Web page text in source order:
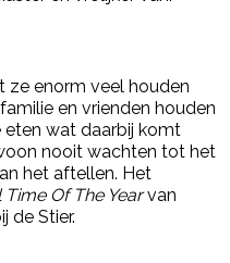
ze enorm veel houden
en vrienden houden
eten wat daarbij komt
nooit wachten tot het
het aftellen. Het
Time Of The Yearvan
de Stier.